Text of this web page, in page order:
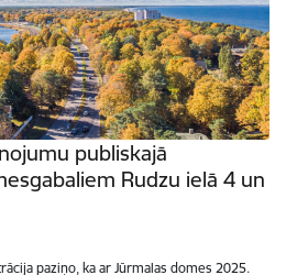
publiskajā
Rudzu ielā 4 un
paziņo, ka ar Jūrmalas domes 2025.